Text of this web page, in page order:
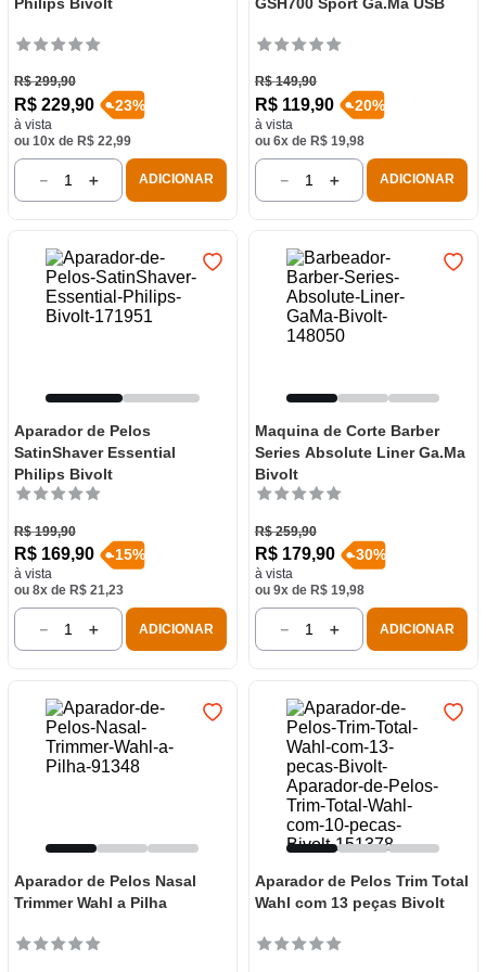
R$ 299,90
R$ 229,90
à vista
-23%
ou 10x de R$ 22,99
＋
－ ADICIONAR
R$ 149,90
R$ 119,90
à vista
-20%
ou 6x de R$ 19,98
＋
－ ADICIONAR
Aparador de Pelos
SatinShaver Essential
Philips Bivolt
R$ 199,90
R$ 169,90
à vista
-15%
ou 8x de R$ 21,23
＋
－ ADICIONAR
Maquina de Corte Barber
Series Absolute Liner Ga.Ma
Bivolt
R$ 259,90
R$ 179,90
à vista
-30%
ou 9x de R$ 19,98
＋
－ ADICIONAR
Aparador de Pelos Nasal
Trimmer Wahl a Pilha
Aparador de Pelos Trim Total
Wahl com 13 peças Bivolt